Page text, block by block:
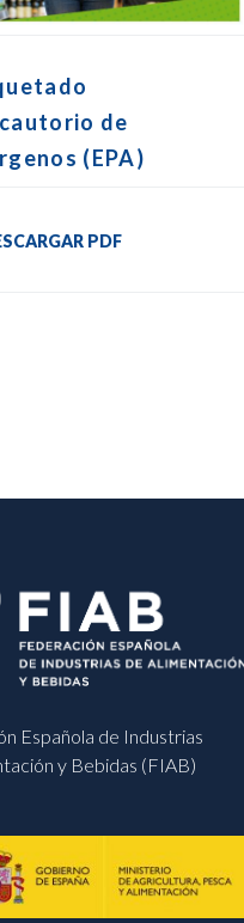
de
(EPA)
PDF
Española de Industrias
y Bebidas (FIAB)